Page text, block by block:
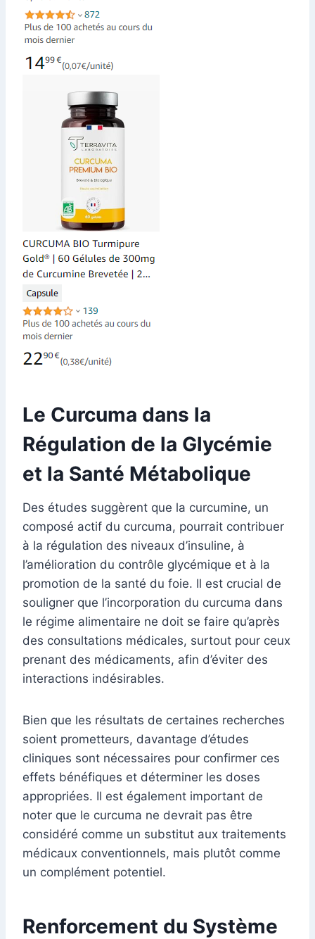
Le Curcuma dans la
Régulation de la Glycémie
et la Santé Métabolique
Des études suggèrent que la curcumine, un
composé actif du curcuma, pourrait contribuer
à la régulation des niveaux d’insuline, à
l’amélioration du contrôle glycémique et à la
promotion de la santé du foie. Il est crucial de
souligner que l’incorporation du curcuma dans
le régime alimentaire ne doit se faire qu’après
des consultations médicales, surtout pour ceux
prenant des médicaments, afin d’éviter des
interactions indésirables.
Bien que les résultats de certaines recherches
soient prometteurs, davantage d’études
cliniques sont nécessaires pour confirmer ces
effets bénéfiques et déterminer les doses
appropriées. Il est également important de
noter que le curcuma ne devrait pas être
considéré comme un substitut aux traitements
médicaux conventionnels, mais plutôt comme
un complément potentiel.
Renforcement du Système